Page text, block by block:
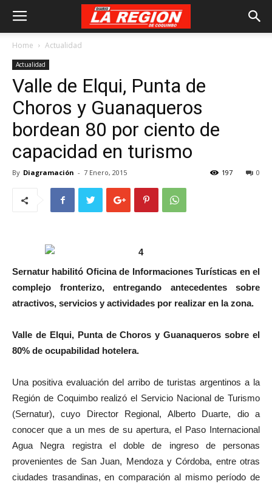
Home Actualidad
Actualidad
Valle de Elqui, Punta de
Choros y Guanaqueros
bordean 80 por ciento de
capacidad en turismo
By Diagramación - 7 Enero, 2015 0
197
Sernatur habilitó Oficina de Informaciones Turísticas en el
complejo fronterizo, entregando antecedentes sobre
atractivos, servicios y actividades por realizar en la zona.
Valle de Elqui, Punta de Choros y Guanaqueros sobre el
80% de ocupabilidad hotelera.
Una positiva evaluación del arribo de turistas argentinos a la
Región de Coquimbo realizó el Servicio Nacional de Turismo
(Sernatur), cuyo Director Regional, Alberto Duarte, dio a
conocer que a un mes de su apertura, el Paso Internacional
Agua Negra registra el doble de ingreso de personas
provenientes de San Juan, Mendoza y Córdoba, entre otras
ciudades trasandinas, en comparación al mismo período de